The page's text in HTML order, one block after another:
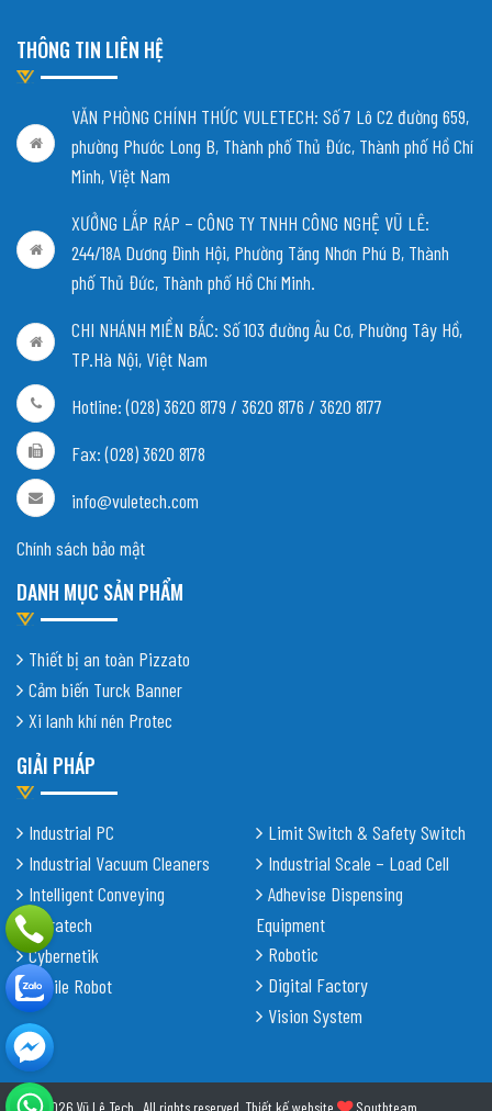
THÔNG TIN LIÊN HỆ
VĂN PHÒNG CHÍNH THỨC VULETECH: Số 7 Lô C2 đường 659,
phường Phước Long B, Thành phố Thủ Đức, Thành phố Hồ Chí
Minh, Việt Nam
XƯỞNG LẮP RÁP – CÔNG TY TNHH CÔNG NGHỆ VŨ LÊ:
244/18A Dương Đình Hội, Phường Tăng Nhơn Phú B, Thành
phố Thủ Đức, Thành phố Hồ Chí Minh.
CHI NHÁNH MIỀN BẮC: Số 103 đường Âu Cơ, Phường Tây Hồ,
TP.Hà Nội, Việt Nam
Hotline: (028) 3620 8179 / 3620 8176 / 3620 8177
Fax: (028) 3620 8178
info@vuletech.com
Chính sách bảo mật
DANH MỤC SẢN PHẨM
Thiết bị an toàn Pizzato
Cảm biến Turck Banner
Xi lanh khí nén Protec
GIẢI PHÁP
Industrial PC
Industrial Vacuum Cleaners
Intelligent Conveying
Shiratech
Cybernetik
Mobile Robot
Limit Switch & Safety Switch
Industrial Scale – Load Cell
Adhevise Dispensing
Equipment
Robotic
Digital Factory
Vision System
© 2026 Vũ Lê Tech . All rights reserved. Thiết kế website Southteam